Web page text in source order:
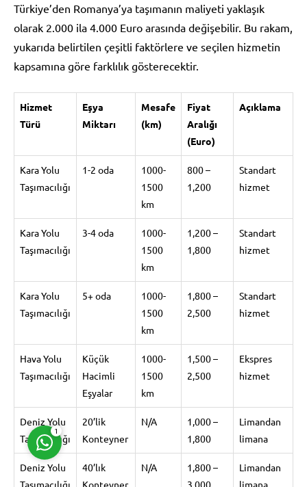
Türkiye’den Romanya’ya taşımanın maliyeti yaklaşık
olarak 2.000 ila 4.000 Euro arasında değişebilir. Bu rakam,
yukarıda belirtilen çeşitli faktörlere ve seçilen hizmetin
kapsamına göre farklılık gösterecektir.
Hizmet
Türü
Eşya
Miktarı
Mesafe
(km)
Fiyat
Aralığı
(Euro)
Açıklama
Kara Yolu
Taşımacılığı
1-2 oda
1000-
1500
km
800 –
1,200
Standart
hizmet
Kara Yolu
Taşımacılığı
3-4 oda
1000-
1500
km
1,200 –
1,800
Standart
hizmet
Kara Yolu
Taşımacılığı
5+ oda
1000-
1500
km
1,800 –
2,500
Standart
hizmet
Hava Yolu
Taşımacılığı
Küçük
Hacimli
Eşyalar
1000-
1500
km
1,500 –
2,500
Ekspres
hizmet
Deniz Yolu
Taşımacılığı
20’lik
Konteyner
N/A
1,000 –
1,800
Limandan
limana
Deniz Yolu
Taşımacılığı
40’lık
Konteyner
N/A
1,800 –
3,000
Limandan
limana
1